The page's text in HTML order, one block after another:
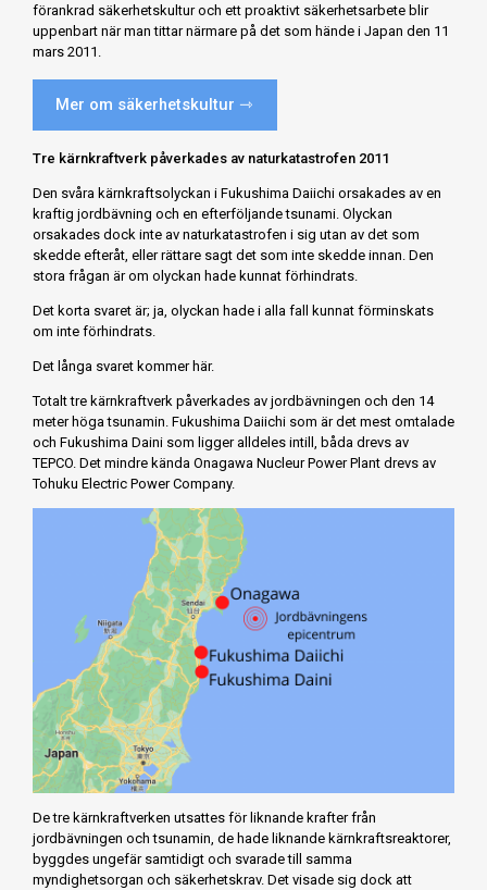
förankrad säkerhetskultur och ett proaktivt säkerhetsarbete blir
uppenbart när man tittar närmare på det som hände i Japan den 11
mars 2011.
Mer om säkerhetskultur ⇾
Tre kärnkraftverk påverkades av naturkatastrofen 2011
Den svåra kärnkraftsolyckan i Fukushima Daiichi orsakades av en
kraftig jordbävning och en efterföljande tsunami. Olyckan
orsakades dock inte av naturkatastrofen i sig utan av det som
skedde efteråt, eller rättare sagt det som inte skedde innan. Den
stora frågan är om olyckan hade kunnat förhindrats.
Det korta svaret är; ja, olyckan hade i alla fall kunnat förminskats
om inte förhindrats.
Det långa svaret kommer här.
Totalt tre kärnkraftverk påverkades av jordbävningen och den 14
meter höga tsunamin. Fukushima Daiichi som är det mest omtalade
och Fukushima Daini som ligger alldeles intill, båda drevs av
TEPCO. Det mindre kända Onagawa Nucleur Power Plant drevs av
Tohuku Electric Power Company.
De tre kärnkraftverken utsattes för liknande krafter från
jordbävningen och tsunamin, de hade liknande kärnkraftsreaktorer,
byggdes ungefär samtidigt och svarade till samma
myndighetsorgan och säkerhetskrav. Det visade sig dock att